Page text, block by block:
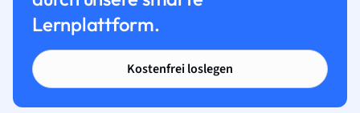
Lernplattform.
Kostenfrei loslegen